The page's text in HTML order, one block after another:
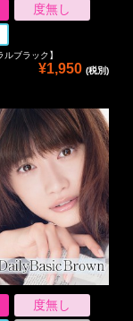
度無し
ブラック】
¥1,950 (税別)
度無し